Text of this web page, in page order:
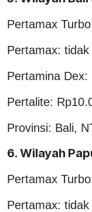
Pertamax
Pertamax:
Pertamina Dex:
Pertalite:
Provinsi: Bali,
6. Wilayah
Pertamax
Pertamax: